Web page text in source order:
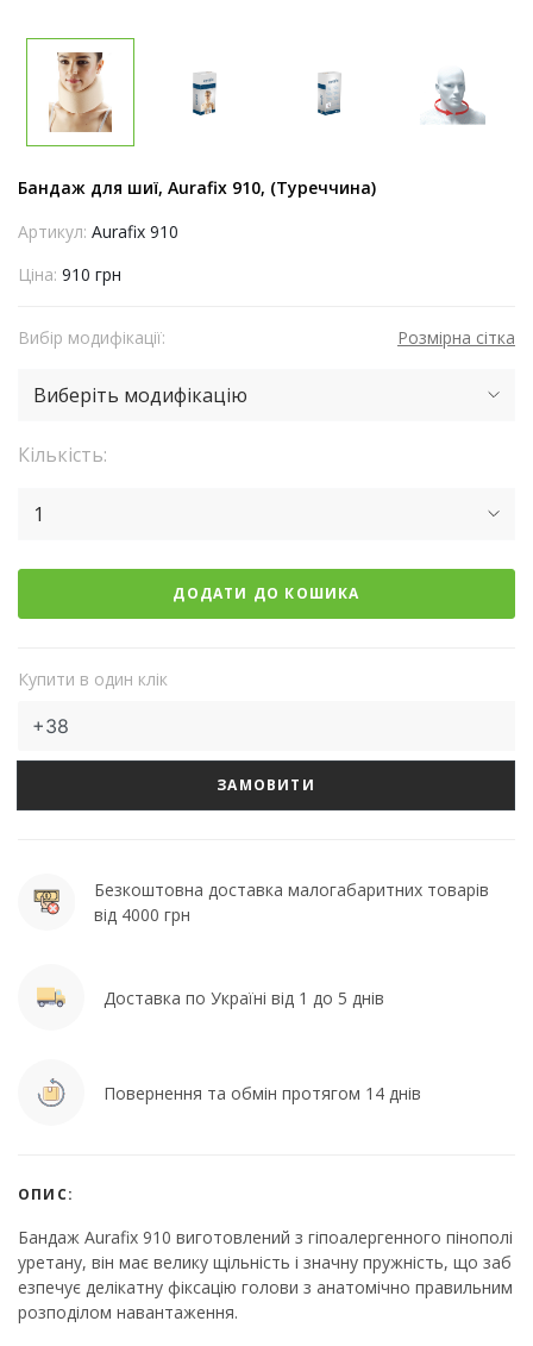
Бандаж для шиї, Aurafix 910, (Туреччина)
Артикул: Aurafix 910
Ціна: 910 грн
Вибір модифікації: Розмірна сітка
Виберіть модифікацію
Кількість:
1
ДОДАТИ ДО КОШИКА
Купити в один клік
ЗАМОВИТИ
Безкоштовна доставка малогабаритних товарів
від 4000 грн
Доставка по Україні від 1 до 5 днів
Повернення та обмін протягом 14 днів
ОПИС:
Бандаж Aurafix 910 виготовлений з гіпоалергенного пінополі
уретану, він має велику щільність і значну пружність, що заб
езпечує делікатну фіксацію голови з анатомічно правильним
розподілом навантаження.